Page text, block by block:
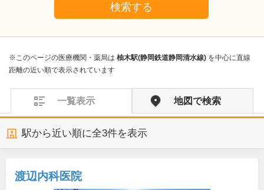
検索する
※このページの医療機関・薬局は 柚木駅(静岡鉄道静岡清水線) を中心に直線
距離の近い順で表示されています
一覧表示 地図で検索
駅から近い順に全3件を表示
渡辺内科医院